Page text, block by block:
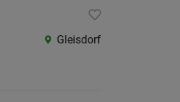
Gleisdorf